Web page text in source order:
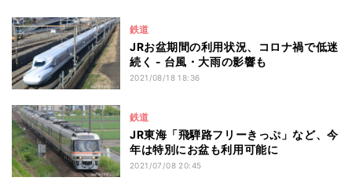
鉄道
JRお盆期間の利用状況、コロナ禍で低迷
続く - 台風・大雨の影響も
2021/08/18 18:36
鉄道
JR東海「飛騨路フリーきっぷ」など、今
年は特別にお盆も利用可能に
2021/07/08 20:45